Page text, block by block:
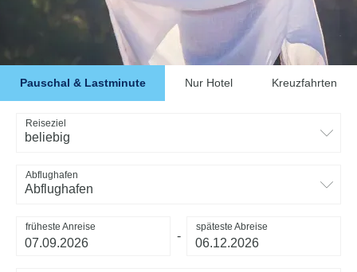
Pauschal & Lastminute Nur Hotel Kreuzfahrten
Reiseziel
beliebig
Abflughafen
Abflughafen
früheste Anreise
-
späteste Abreise